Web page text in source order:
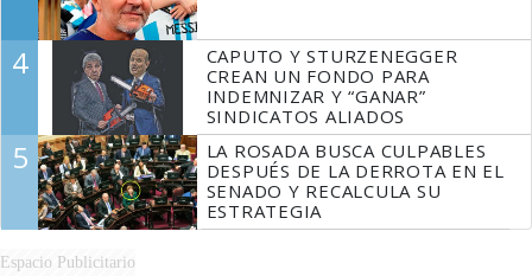
4
CAPUTO Y STURZENEGGER
CREAN UN FONDO PARA
INDEMNIZAR Y “GANAR”
SINDICATOS ALIADOS
5
LA ROSADA BUSCA CULPABLES
DESPUÉS DE LA DERROTA EN EL
SENADO Y RECALCULA SU
ESTRATEGIA
Espacio Publicitario